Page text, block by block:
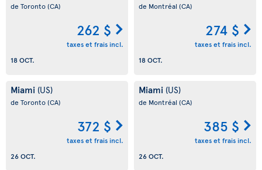
de Toronto(CA)
262 $
taxes et frais incl.
18 OCT.
de Montréal (CA)
274 $
taxes et frais incl.
18 OCT.
Miami (US)
de Toronto(CA)
372 $
taxes et frais incl.
26 OCT.
Miami (US)
de Montréal (CA)
385 $
taxes et frais incl.
26 OCT.